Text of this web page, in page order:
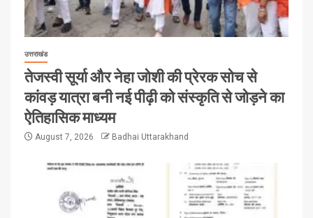
उत्तराखंड
तेजस्वी सूर्या और नेहा जोशी की प्रेरक सोच से
कांवड़ यात्रा बनी नई पीढ़ी को संस्कृति से जोड़ने का
ऐतिहासिक माध्यम
August 7, 2026 Badhai Uttarakhand